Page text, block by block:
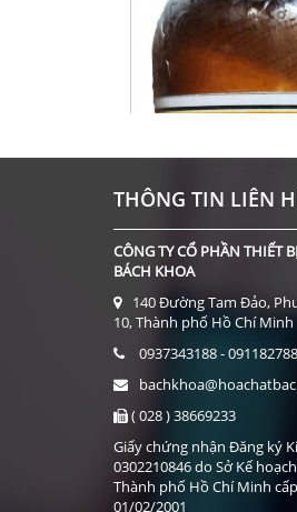
THÔNG TIN LIÊN
CÔNG TY CỔ PHẦN THIẾT
BÁCH KHOA
140 Đường Tam Đảo,
10, Thành phố Hồ Chí Minh
0937343188 -
( 028 ) 38669233
Giấy chứng nhận Đăng ký
0302210846 do Sở Kế
Thành phố Hồ Chí Minh
01/02/2001